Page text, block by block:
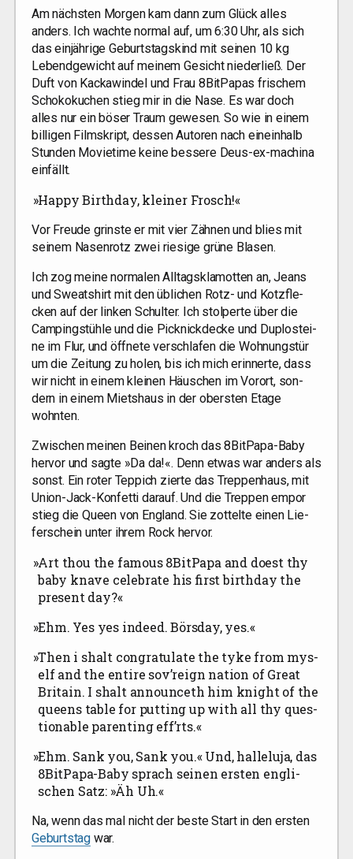
Am nächs­ten Mor­gen kam dann zum Glück alles
anders. Ich wach­te nor­mal auf, um 6:30 Uhr, als sich
das ein­jäh­ri­ge Geburts­tags­kind mit sei­nen 10 kg
Lebend­ge­wicht auf mei­nem Gesicht nie­der­ließ. Der
Duft von Kacka­win­del und Frau 8BitPapas fri­schem
Scho­ko­ku­chen stieg mir in die Nase. Es war doch
alles nur ein böser Traum gewe­sen. So wie in einem
bil­li­gen Film­skript, des­sen Autoren nach ein­ein­halb
Stun­den Movie­time kei­ne bes­se­re Deus-ex-machi­na
einfällt.
»Hap­py Bir­th­day, klei­ner Frosch!«
Vor Freu­de grins­te er mit vier Zäh­nen und blies mit
sei­nem Nasen­rotz zwei rie­si­ge grü­ne Blasen.
Ich zog mei­ne nor­ma­len All­tags­kla­mot­ten an, Jeans
und Sweat­shirt mit den übli­chen Rotz- und Kotz­fle­
cken auf der lin­ken Schul­ter. Ich stol­per­te über die
Cam­ping­stüh­le und die Pick­nick­de­cke und Duplostei­
ne im Flur, und öff­ne­te ver­schla­fen die Woh­nungs­tür
um die Zei­tung zu holen, bis ich mich erin­ner­te, dass
wir nicht in einem klei­nen Häus­chen im Vor­ort, son­
dern in einem Miets­haus in der obers­ten Eta­ge
wohnten.
Zwi­schen mei­nen Bei­nen kroch das 8Bit­Pa­pa-Baby
her­vor und sag­te »Da da!«. Denn etwas war anders als
sonst. Ein roter Tep­pich zier­te das Trep­pen­haus, mit
Uni­on-Jack-Kon­fet­ti dar­auf. Und die Trep­pen empor
stieg die Queen von Eng­land. Sie zot­tel­te einen Lie­
fer­schein unter ihrem Rock hervor.
»Art thou the famous 8BitPapa and doest thy
baby kna­ve cele­bra­te his first bir­th­day the
pre­sent day?«
»Ehm. Yes yes inde­ed. Börs­day, yes.«
»Then i shalt congra­tu­la­te the tyke from mys­
elf and the ent­i­re sov’r­eign nati­on of Gre­at
Bri­tain. I shalt announ­ceth him knight of the
queens table for put­ting up with all thy ques­
tion­ab­le paren­ting eff’rts.«
»Ehm. Sank you, Sank you.« Und, hal­le­lu­ja, das
8Bit­Pa­pa-Baby sprach sei­nen ers­ten eng­li­
schen Satz: »Äh Uh.«
Na, wenn das mal nicht der bes­te Start in den ers­ten
Geburts­tag war.